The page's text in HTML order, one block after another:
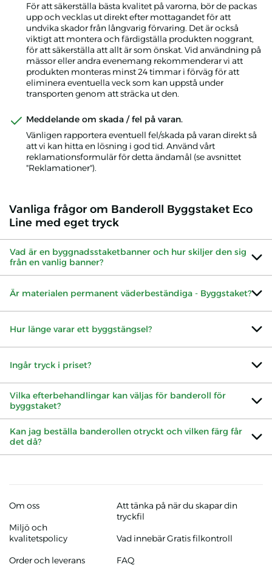
För att säkerställa bästa kvalitet på varorna, bör de packas
upp och vecklas ut direkt efter mottagandet för att
undvika skador från långvarig förvaring. Det är också
viktigt att montera och färdigställa produkten noggrant,
för att säkerställa att allt är som önskat. Vid användning på
mässor eller andra evenemang rekommenderar vi att
produkten monteras minst 24 timmar i förväg för att
eliminera eventuella veck som kan uppstå under
transporten genom att sträcka ut den.
Meddelande om skada / fel på varan.
Vänligen rapportera eventuell fel/skada på varan direkt så
att vi kan hitta en lösning i god tid. Använd vårt
reklamationsformulär för detta ändamål (se avsnittet
"Reklamationer").
Vanliga frågor om Banderoll Byggstaket Eco
Line med eget tryck
Vad är en byggnadsstaketbanner och hur skiljer den sig
från en vanlig banner?
Är materialen permanent väderbeständiga - Byggstaket?
Hur länge varar ett byggstängsel?
Ingår tryck i priset?
Vilka efterbehandlingar kan väljas för banderoll för
byggstaket?
Kan jag beställa banderollen otryckt och vilken färg får
det då?
Om oss
Miljö och
kvalitetspolicy
Order och leverans
Att tänka på när du skapar din
tryckfil
Vad innebär Gratis filkontroll
FAQ